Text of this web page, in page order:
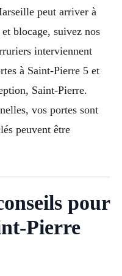
peut arriver à
blocage, suivez nos
interviennent
à Saint-Pierre 5 et
Saint-Pierre.
vos portes sont
peuvent être
pour
Pierre